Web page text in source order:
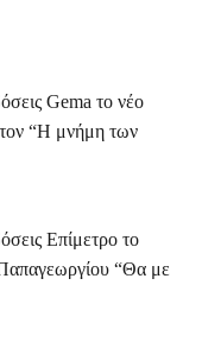
Gema το νέο
“Η μνήμη των
Επίμετρο το
“Θα με